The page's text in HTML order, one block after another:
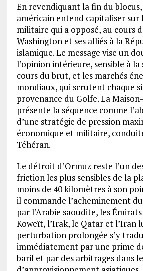
En revendiquant la fin du
américain entend capitaliser sur
militaire qui a opposé, au cours
Washington et ses alliés à la
islamique. Le message vise un
l’opinion intérieure, sensible à la
cours du brut, et les marchés
mondiaux, qui scrutent chaque
provenance du Golfe. La
présente la séquence comme
d’une stratégie de pression
économique et militaire,
Téhéran.
Le détroit d’Ormuz reste l’un
friction les plus sensibles de la
moins de 40 kilomètres à son
il commande l’acheminement
par l’Arabie saoudite, les
Koweït, l’Irak, le Qatar et l’Iran
perturbation prolongée s’y
immédiatement par une prime
baril et par des arbitrages dans